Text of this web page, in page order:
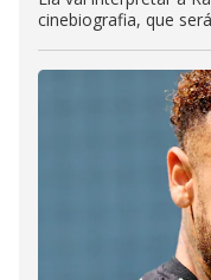
cinebiografia, que